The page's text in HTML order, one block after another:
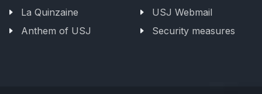
La Quinzaine
Anthem of USJ
USJ Webmail
Security measures